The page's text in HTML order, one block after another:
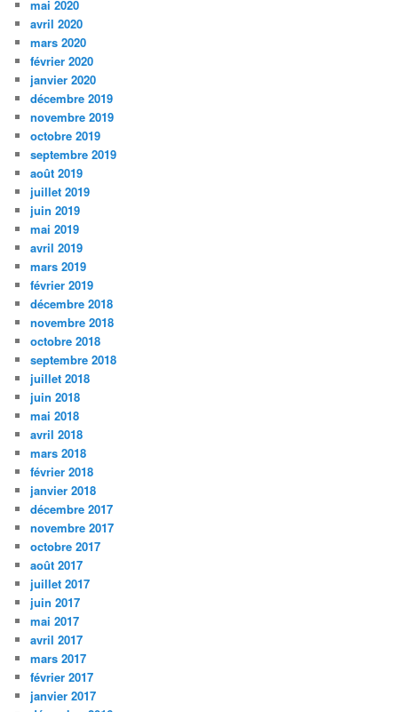
mai 2020
avril 2020
mars 2020
février 2020
janvier 2020
décembre 2019
novembre 2019
octobre 2019
septembre 2019
août 2019
juillet 2019
juin 2019
mai 2019
avril 2019
mars 2019
février 2019
décembre 2018
novembre 2018
octobre 2018
septembre 2018
juillet 2018
juin 2018
mai 2018
avril 2018
mars 2018
février 2018
janvier 2018
décembre 2017
novembre 2017
octobre 2017
août 2017
juillet 2017
juin 2017
mai 2017
avril 2017
mars 2017
février 2017
janvier 2017